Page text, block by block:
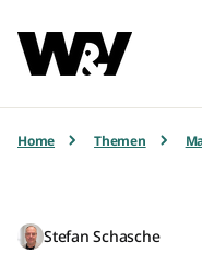
Home Themen
Stefan Schasche